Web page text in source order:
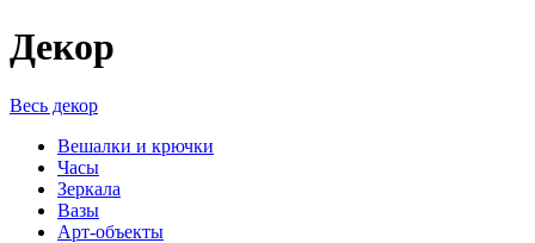
Декор
Весь декор
Вешалки и крючки
Часы
Зеркала
Вазы
Арт-объекты